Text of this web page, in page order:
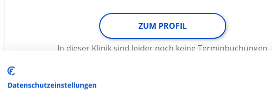
ZUM PROFIL
In dieser Klinik sind leider noch keine Terminbuchungen
Datenschutzeinstellungen